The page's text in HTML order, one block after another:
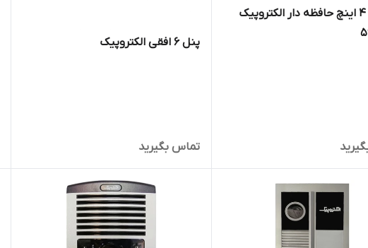
مانیتور 4 اینچ حافظه دار الکتروپیک
پنل ۶ افقی الکتروپیک
تماس بگیرید